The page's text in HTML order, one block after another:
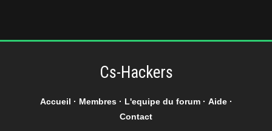
Cs-Hackers
Accueil · Membres· L'equipe du forum· Aide·
Contact